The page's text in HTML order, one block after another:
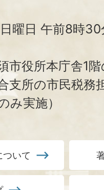
曜日 午前8時
市役所本庁舎1
支所の市民税務
み実施）
いて